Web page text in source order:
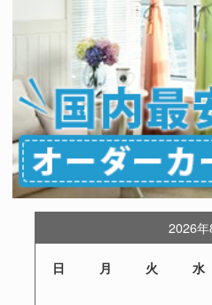
2026年
日 月 火 水